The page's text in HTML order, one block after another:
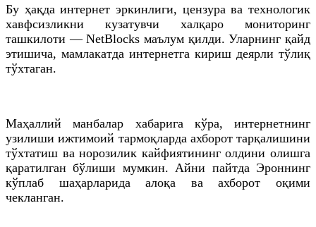
Бу ҳақда интернет эркинлиги, цензура ва технологик
хавфсизликни кузатувчи халқаро мониторинг
ташкилоти — NetBlocks маълум қилди. Уларнинг қайд
этишича, мамлакатда интернетга кириш деярли тўлиқ
тўхтаган.
Маҳаллий манбалар хабарига кўра, интернетнинг
узилиши ижтимоий тармоқларда ахборот тарқалишини
тўхтатиш ва норозилик кайфиятининг олдини олишга
қаратилган бўлиши мумкин. Айни пайтда Эроннинг
кўплаб шаҳарларида алоқа ва ахборот оқими
чекланган.